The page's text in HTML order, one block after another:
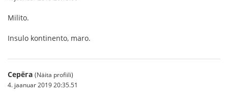
Milito.
Insulo kontinento, maro.
Серёга (Näita profiili)
4. jaanuar 2019 20:35.51